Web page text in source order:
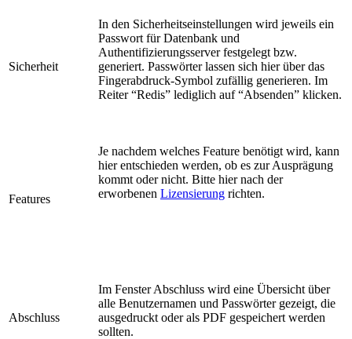
Sicherheit
In den Sicherheitseinstellungen wird jeweils ein
Passwort für Datenbank und
Authentifizierungsserver festgelegt bzw.
generiert. Passwörter lassen sich hier über das
Fingerabdruck-Symbol zufällig generieren. Im
Reiter “Redis” lediglich auf “Absenden” klicken.
Features
Je nachdem welches Feature benötigt wird, kann
hier entschieden werden, ob es zur Ausprägung
kommt oder nicht. Bitte hier nach der
erworbenen Lizensierung richten.
Abschluss
Im Fenster Abschluss wird eine Übersicht über
alle Benutzernamen und Passwörter gezeigt, die
ausgedruckt oder als PDF gespeichert werden
sollten.